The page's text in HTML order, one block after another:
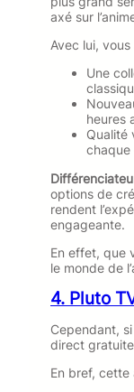
axé sur
Avec lui,
Une
heures
Qualité
chaque
options de
rendent
engageante.
En effet, que
le monde de
4. Pluto
Cependant,
direct
En bref,